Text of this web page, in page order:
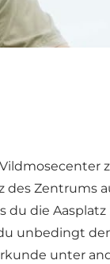
Zentrums
du die
unbedingt
unter